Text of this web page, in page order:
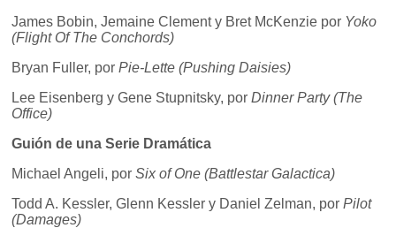
James Bobin, Jemaine Clement y Bret McKenzie por Yoko
(Flight Of The Conchords)
Bryan Fuller, porPie-Lette (Pushing Daisies)
Lee Eisenberg y Gene Stupnitsky, porDinner Party (The
Office)
Guión de una Serie Dramática
Michael Angeli, porSix of One (Battlestar Galactica)
Todd A. Kessler, Glenn Kessler y Daniel Zelman, porPilot
(Damages)